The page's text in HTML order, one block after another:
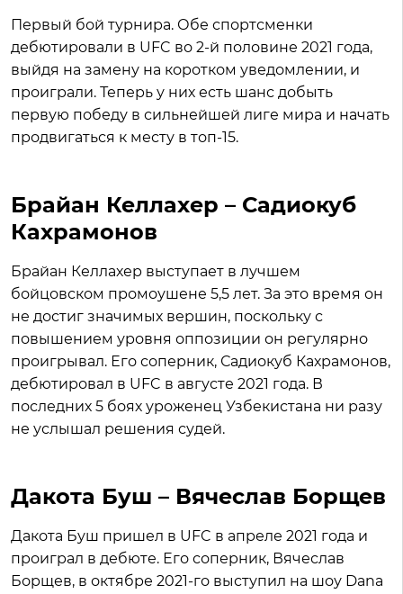
Первый бой турнира. Обе спортсменки
дебютировали в UFC во 2-й половине 2021 года,
выйдя на замену на коротком уведомлении, и
проиграли. Теперь у них есть шанс добыть
первую победу в сильнейшей лиге мира и начать
продвигаться к месту в топ-15.
Брайан Келлахер – Садиокуб
Кахрамонов
Брайан Келлахер выступает в лучшем
бойцовском промоушене 5,5 лет. За это время он
не достиг значимых вершин, поскольку с
повышением уровня оппозиции он регулярно
проигрывал. Его соперник, Садиокуб Кахрамонов,
дебютировал в UFC в августе 2021 года. В
последних 5 боях уроженец Узбекистана ни разу
не услышал решения судей.
Дакота Буш – Вячеслав Борщев
Дакота Буш пришел в UFC в апреле 2021 года и
проиграл в дебюте. Его соперник, Вячеслав
Борщев, в октябре 2021-го выступил на шоу Dana